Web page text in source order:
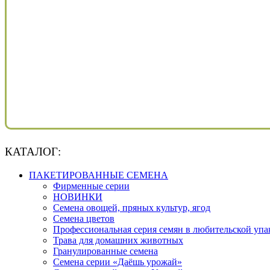
КАТАЛОГ:
ПАКЕТИРОВАННЫЕ СЕМЕНА
Фирменные серии
НОВИНКИ
Семена овощей, пряных культур, ягод
Семена цветов
Профессиональная серия семян в любительской
Трава для домашних животных
Гранулированные семена
Семена серии «Даёшь урожай»